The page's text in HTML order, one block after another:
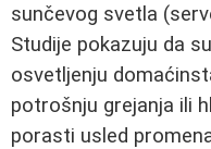
sunčevog svetla
Studije pokazuju da
osvetljenju
potrošnju grejanja ili
porasti usled